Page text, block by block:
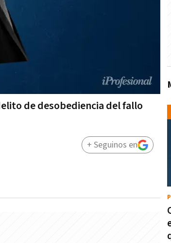
de desobediencia del fallo
+ Seguinos en